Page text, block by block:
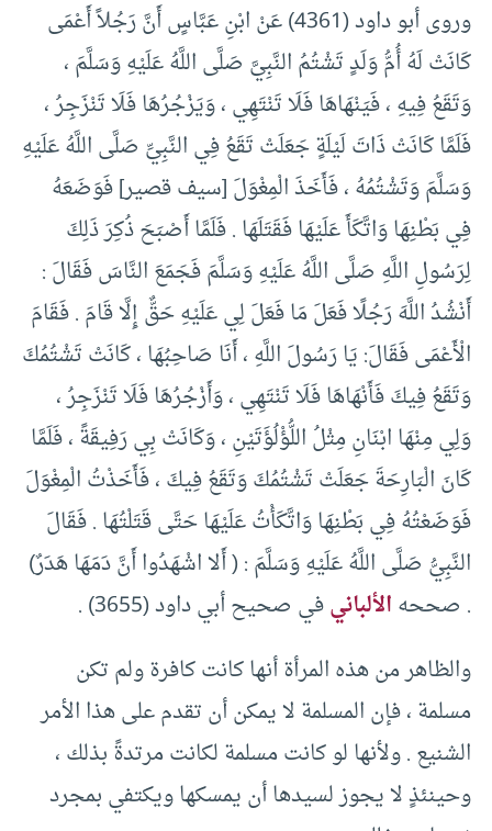
وروى أبو داود (4361) عَنْ ابْنِ عَبَّاسٍ أَنَّ رَجُلاً أَعْمَى
كَانَتْ لَهُ أُمُّ وَلَدٍ تَشْتُمُ النَّبِيَّ صَلَّى اللَّهُ عَلَيْهِ وَسَلَّمَ ،
وَتَقَعُ فِيهِ ، فَيَنْهَاهَا فَلَا تَنْتَهِي ، وَيَزْجُرُهَا فَلَا تَنْزَجِرُ ،
فَلَمَّا كَانَتْ ذَاتَ لَيْلَةٍ جَعَلَتْ تَقَعُ فِي النَّبِيِّ صَلَّى اللَّهُ عَلَيْهِ
وَسَلَّمَ وَتَشْتُمُهُ ، فَأَخَذَ الْمِغْوَلَ [سيف قصير] فَوَضَعَهُ
فِي بَطْنِهَا وَاتَّكَأَ عَلَيْهَا فَقَتَلَهَا . فَلَمَّا أَصْبَحَ ذُكِرَ ذَلِكَ
لِرَسُولِ اللَّهِ صَلَّى اللَّهُ عَلَيْهِ وَسَلَّمَ فَجَمَعَ النَّاسَ فَقَالَ :
أَنْشُدُ اللَّهَ رَجُلًا فَعَلَ مَا فَعَلَ لِي عَلَيْهِ حَقٌّ إِلَّا قَامَ . فَقَامَ
الْأَعْمَى فَقَالَ: يَا رَسُولَ اللَّهِ ، أَنَا صَاحِبُهَا ، كَانَتْ تَشْتُمُكَ
وَتَقَعُ فِيكَ فَأَنْهَاهَا فَلَا تَنْتَهِي ، وَأَزْجُرُهَا فَلَا تَنْزَجِرُ ،
وَلِي مِنْهَا ابْنَانِ مِثْلُ اللُّؤْلُؤَتَيْنِ ، وَكَانَتْ بِي رَفِيقَةً ، فَلَمَّا
كَانَ الْبَارِحَةَ جَعَلَتْ تَشْتُمُكَ وَتَقَعُ فِيكَ ، فَأَخَذْتُ الْمِغْوَلَ
فَوَضَعْتُهُ فِي بَطْنِهَا وَاتَّكَأْتُ عَلَيْهَا حَتَّى قَتَلْتُهَا . فَقَالَ
النَّبِيُّ صَلَّى اللَّهُ عَلَيْهِ وَسَلَّمَ : ( أَلا اشْهَدُوا أَنَّ دَمَهَا هَدَرٌ)
. صححهالألبانيفي صحيح أبي داود (3655) .
والظاهر من هذه المرأة أنها كانت كافرة ولم تكن
مسلمة ، فإن المسلمة لا يمكن أن تقدم على هذا الأمر
الشنيع . ولأنها لو كانت مسلمة لكانت مرتدةً بذلك ،
وحينئذٍ لا يجوز لسيدها أن يمسكها ويكتفي بمجرد